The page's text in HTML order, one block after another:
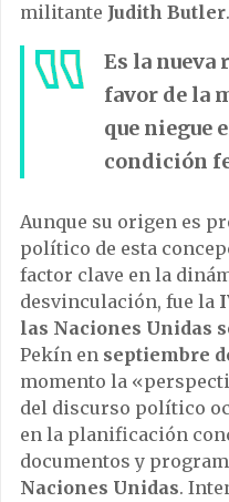
militante Judith Butler.
Es la nueva
favor de la
que niegue
condición
Aunque su origen es
político de esta
factor clave en la
desvinculación, fue la
las Naciones Unidas
Pekín en septiembre
momento la
del discurso político
en la planificación
documentos y
Naciones Unidas.